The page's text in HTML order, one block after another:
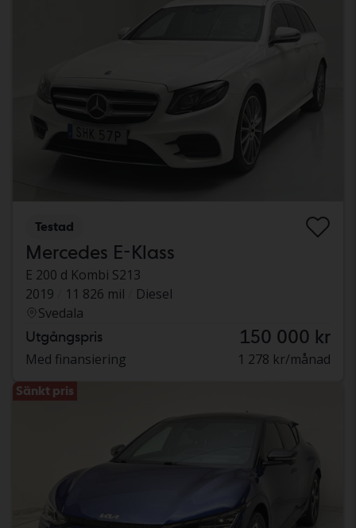
Testad
Mercedes E-Klass
E 200 d Kombi S213
2019
11 826 mil
Diesel
Svedala
Utgångspris 150 000 kr
Med finansiering 1 278 kr/månad
Sänkt pris